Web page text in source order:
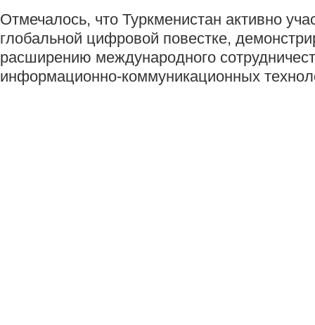
Отмечалось, что Туркменистан активно
глобальной цифровой повестке,
расширению международного
информационно-коммуникационных